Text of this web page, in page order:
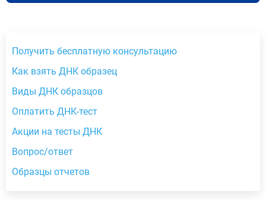
Получить бесплатную консультацию
Как взять ДНК образец
Виды ДНК образцов
Оплатить ДНК-тест
Акции на тесты ДНК
Вопрос/ответ
Образцы отчетов